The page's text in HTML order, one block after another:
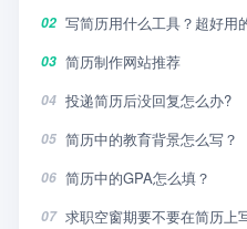
02 写简历用什么工具？超好用
03 简历制作网站推荐
04 投递简历后没回复怎么办?
05 简历中的教育背景怎么写？
06 简历中的GPA怎么填？
07 求职空窗期要不要在简历上